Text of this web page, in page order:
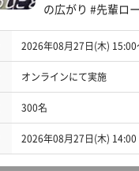
の広がり #先輩ロ
2026年08月27日(木) 15:00
オンラインにて実施
300名
2026年08月27日(木) 14:00